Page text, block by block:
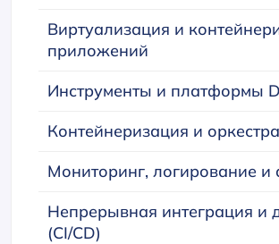
Виртуализация и
приложений
Инструменты и платформы
Контейнеризация и
Мониторинг, логирование и
Непрерывная интеграция и
(CI/CD)